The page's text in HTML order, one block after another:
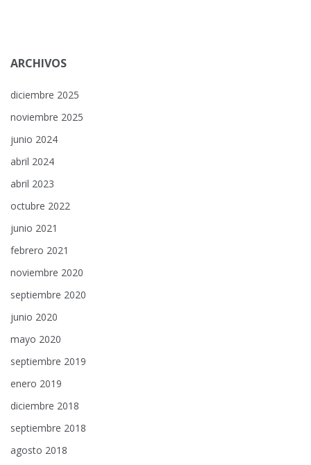
ARCHIVOS
diciembre 2025
noviembre 2025
junio 2024
abril 2024
abril 2023
octubre 2022
junio 2021
febrero 2021
noviembre 2020
septiembre 2020
junio 2020
mayo 2020
septiembre 2019
enero 2019
diciembre 2018
septiembre 2018
agosto 2018